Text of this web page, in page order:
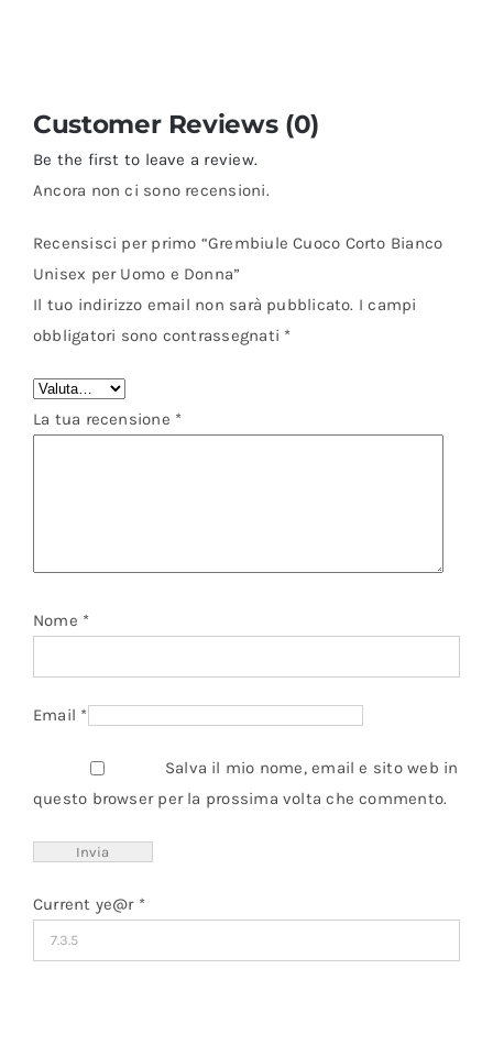
Customer Reviews (0)
Be the first to leave a review.
Ancora non ci sono recensioni.
Recensisci per primo “Grembiule Cuoco Corto Bianco
Unisex per Uomo e Donna”
Il tuo indirizzo email non sarà pubblicato. I campi
obbligatori sono contrassegnati *
La tua recensione *
Nome *
Email *
Salva il mio nome, email e sito web in
questo browser per la prossima volta che commento.
Current ye@r *